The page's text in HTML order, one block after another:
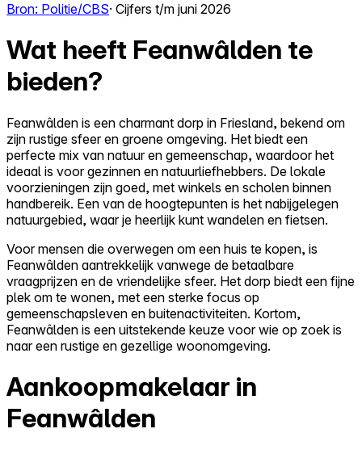
Bron: Politie/CBS· Cijfers t/m juni 2026
Wat heeft Feanwâlden te
bieden?
Feanwâlden is een charmant dorp in Friesland, bekend om
zijn rustige sfeer en groene omgeving. Het biedt een
perfecte mix van natuur en gemeenschap, waardoor het
ideaal is voor gezinnen en natuurliefhebbers. De lokale
voorzieningen zijn goed, met winkels en scholen binnen
handbereik. Een van de hoogtepunten is het nabijgelegen
natuurgebied, waar je heerlijk kunt wandelen en fietsen.
Voor mensen die overwegen om een huis te kopen, is
Feanwâlden aantrekkelijk vanwege de betaalbare
vraagprijzen en de vriendelijke sfeer. Het dorp biedt een fijne
plek om te wonen, met een sterke focus op
gemeenschapsleven en buitenactiviteiten. Kortom,
Feanwâlden is een uitstekende keuze voor wie op zoek is
naar een rustige en gezellige woonomgeving.
Aankoopmakelaar in
Feanwâlden